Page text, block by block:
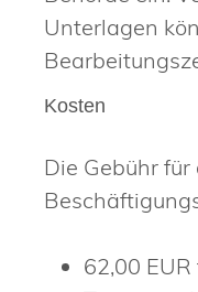
Unterlagen
Kosten
Die Gebühr
62,00